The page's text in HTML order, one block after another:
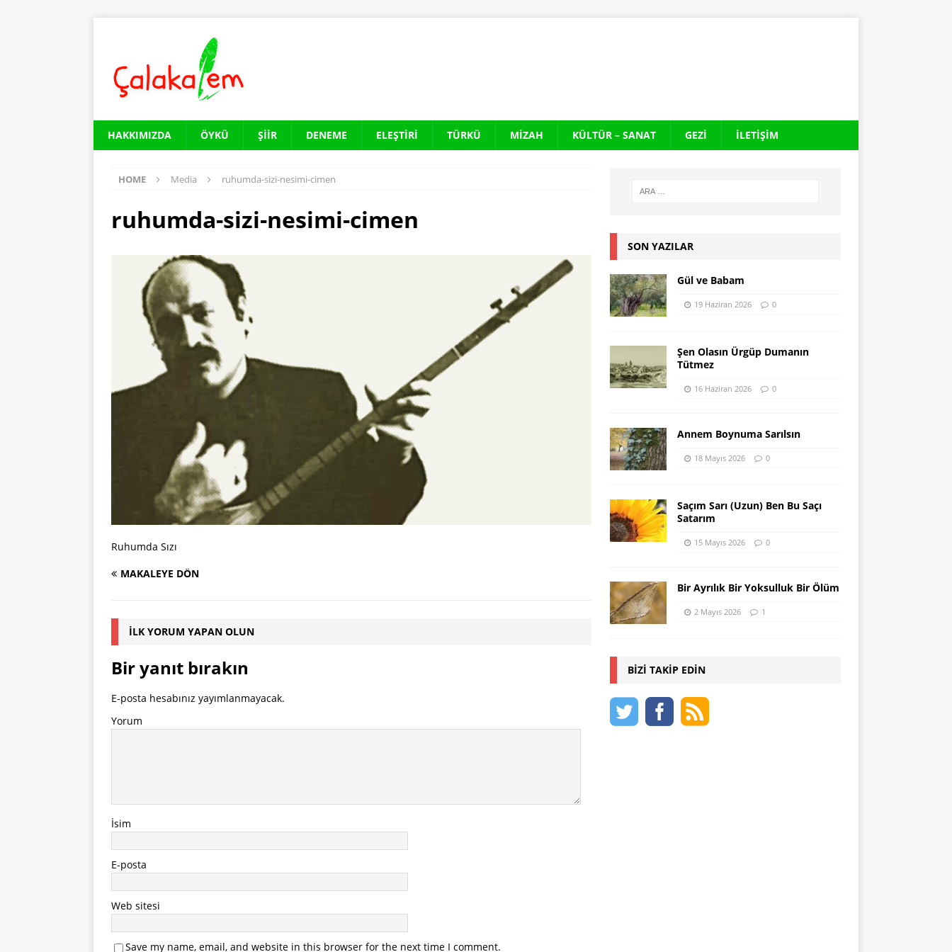
HAKKIMIZDA ÖYKÜ ŞIIR DENEME ELEŞTIRI TÜRKÜ MIZAH KÜLTÜR – SANAT GEZI İLETIŞIM
HOME Media ruhumda-sizi-nesimi-cimen
ruhumda-sizi-nesimi-cimen
Ruhumda Sızı
MAKALEYE DÖN
İLK YORUM YAPAN OLUN
Bir yanıt bırakın
E-posta hesabınız yayımlanmayacak.
Yorum
İsim
E-posta
Web sitesi
Save my name, email, and website in this browser for the next time I comment.
SON YAZILAR
Gül ve Babam
19 Haziran 2026 0
Şen Olasın Ürgüp Dumanın
Tütmez
16 Haziran 2026 0
Annem Boynuma Sarılsın
18 Mayıs 2026 0
Saçım Sarı (Uzun) Ben Bu Saçı
Satarım
15 Mayıs 2026 0
Bir Ayrılık Bir Yoksulluk Bir Ölüm
2 Mayıs 2026 1
BIZI TAKIP EDIN